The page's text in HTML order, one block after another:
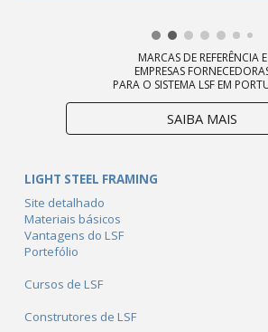
MARCAS DE REFERÊNCIA E
EMPRESAS
PARA O SISTEMA LSF EM
SAIBA MAIS
LIGHT STEEL FRAMING
Site detalhado
Materiais básicos
Vantagens do LSF
Portefólio
Cursos de LSF
Construtores de LSF